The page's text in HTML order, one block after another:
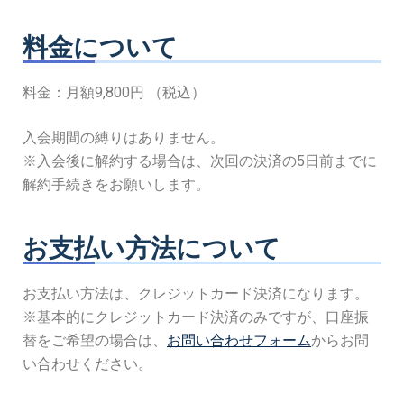
料金について
料金：月額9,800円 （税込）
入会期間の縛りはありません。
※入会後に解約する場合は、次回の決済の5日前までに
解約手続きをお願いします。
お支払い方法について
お支払い方法は、クレジットカード決済になります。
※基本的にクレジットカード決済のみですが、口座振
替をご希望の場合は、 お問い合わせフォームからお問
い合わせください。